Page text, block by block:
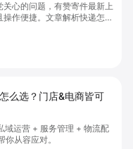
心的问题，有赞寄件最新上
作便捷。文章解析快递怎么
能优势，助你降低发货成
快递怎么省，点击了解省钱
么选？门店&电商皆可
域运营 + 服务管理 + 物流配
从容应对。